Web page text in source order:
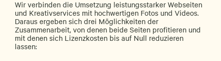
Wir verbinden die Umsetzung leistungsstarker Webseiten
und Kreativservices mit hochwertigen Fotos und Videos.
Daraus ergeben sich drei Möglichkeiten der
Zusammenarbeit, von denen beide Seiten profitieren und
mit denen sich Lizenzkosten bis auf Null reduzieren
lassen: